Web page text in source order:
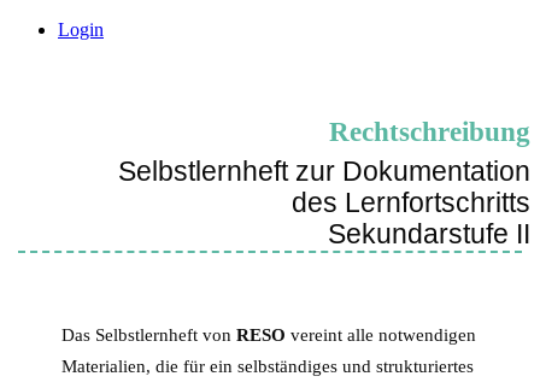
Login
Rechtschreibung
Selbstlernheft zur Dokumentation
des Lernfortschritts
Sekundarstufe II
Das Selbstlernheft von RESO vereint alle notwendigen
Materialien, die für ein selbständiges und strukturiertes